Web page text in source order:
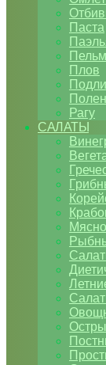
Паста
Плов
Рагу
САЛАТЫ